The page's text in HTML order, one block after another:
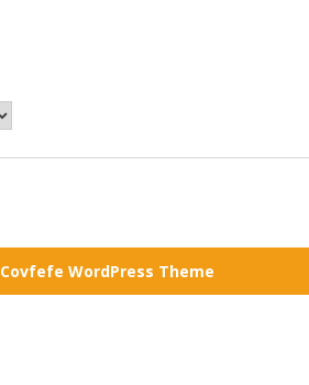
Covfefe WordPress Theme